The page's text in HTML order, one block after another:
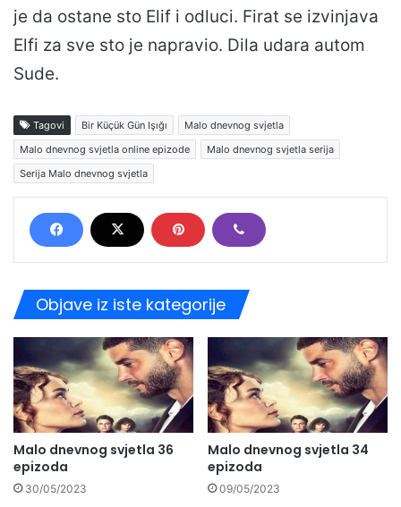
je da ostane sto Elif i odluci. Firat se izvinjava
Elfi za sve sto je napravio. Dila udara autom
Sude.
Tagovi Bir Küçük Gün Işığı
Malo dnevnog svjetla
Malo dnevnog svjetla online epizode
Malo dnevnog svjetla serija
Serija Malo dnevnog svjetla
Objave iz iste kategorije
Malo dnevnog svjetla 36
epizoda
30/05/2023
Malo dnevnog svjetla 34
epizoda
09/05/2023